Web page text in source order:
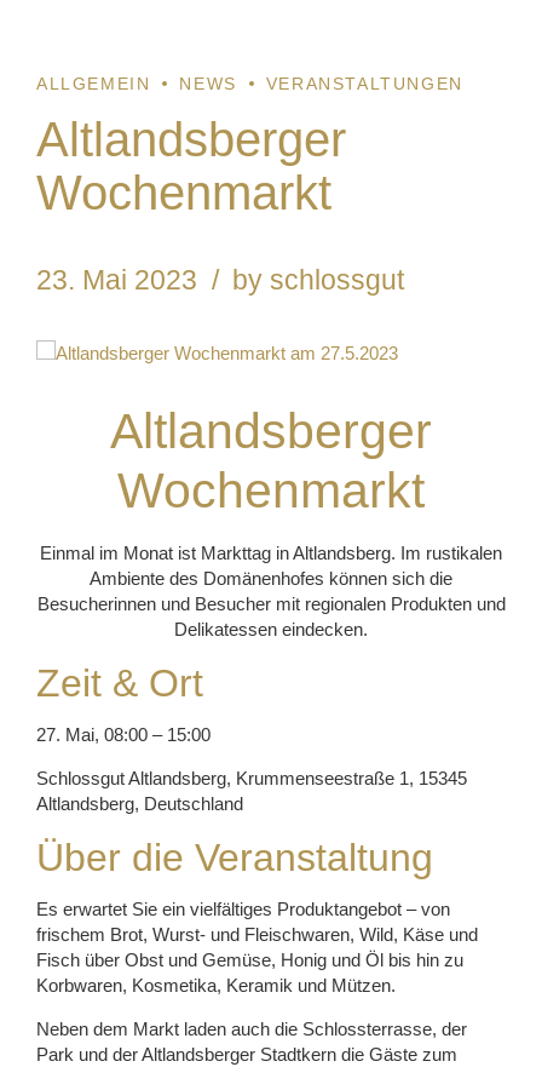
ALLGEMEIN NEWS VERANSTALTUNGEN
Altlandsberger
Wochenmarkt
23. Mai 2023 by schlossgut
Altlandsberger
Wochenmarkt
Einmal im Monat ist Markttag in Altlandsberg. Im rustikalen
Ambiente des Domänenhofes können sich die
Besucherinnen und Besucher mit regionalen Produkten und
Delikatessen eindecken.
Zeit & Ort
27. Mai, 08:00 – 15:00
Schlossgut Altlandsberg, Krummenseestraße 1, 15345
Altlandsberg, Deutschland
Über die Veranstaltung
Es erwartet Sie ein vielfältiges Produktangebot – von
frischem Brot, Wurst- und Fleischwaren, Wild, Käse und
Fisch über Obst und Gemüse, Honig und Öl bis hin zu
Korbwaren, Kosmetika, Keramik und Mützen.
Neben dem Markt laden auch die Schlossterrasse, der
Park und der Altlandsberger Stadtkern die Gäste zum